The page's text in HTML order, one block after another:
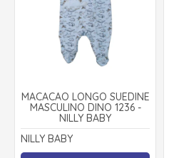
MACACÃO LONGO SUEDINE
MASCULINO DINO 1236 -
NILLY BABY
NILLY BABY